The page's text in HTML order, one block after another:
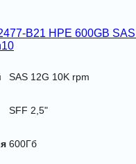
B21 HPE 600GB
SAS 12G 10K rpm
SFF 2,5"
600Гб